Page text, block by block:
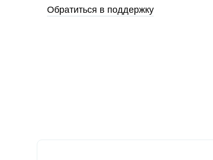
Обратиться в поддержку